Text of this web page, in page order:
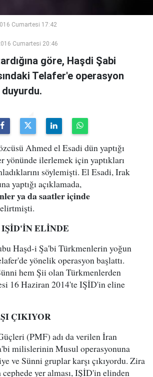
Cumartesi 17:42
Cumartesi 20:46
göre, Haşdi Şabi
Telafer'e operasyon
duyurdu.
Ahmed el Esadi dün yaptığı
yönünde ilerlemek için yaptıkları
söylemişti. El Esadi, Irak
yaptığı açıklamada,
ya da saatler içinde
IŞİD'İN ELİNDE
Haşd-i Şa'bi Türkmenlerin yoğun
yönelik operasyon başlattı.
hem Şii olan Türkmenlerden
16 Haziran 2014'te IŞİD'in eline
ÇIKIYOR
(PMF) adı da verilen İran
milislerinin Musul operasyonuna
ve Sünni gruplar karşı çıkıyordu. Zira
yer alması, IŞİD'in elinden